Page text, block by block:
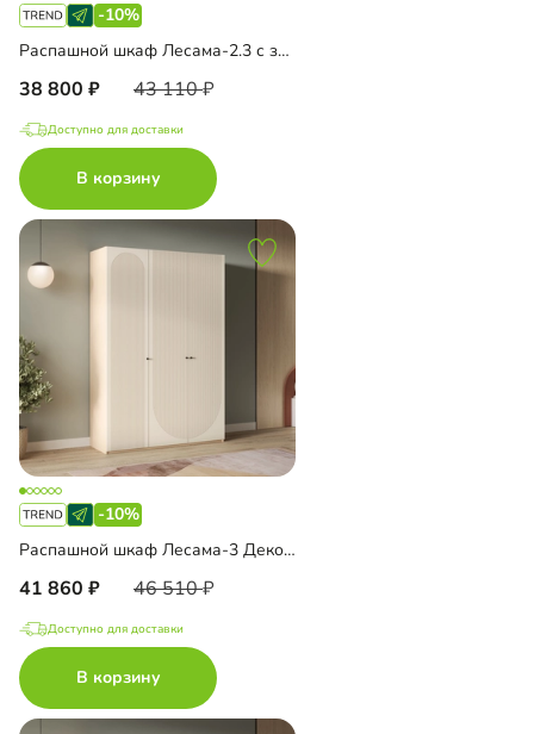
-10%
Распашной шкаф Лесама-2.3 с зеркалом
38 800 43 110
Доступно для доставки
В корзину
-10%
Распашной шкаф Лесама-3 Декор 5
41 860 46 510
Доступно для доставки
В корзину